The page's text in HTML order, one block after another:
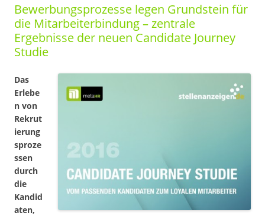
Bewerbungsprozesse legen Grundstein für
die Mitarbeiterbindung – zentrale
Ergebnisse der neuen Candidate Journey
Studie
Das
Erlebe
n von
Rekrut
ierung
sproze
ssen
durch
die
Kandid
aten,